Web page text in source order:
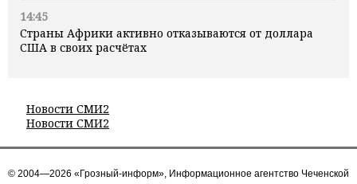
14:45
Страны Африки активно отказываются от доллара
США в своих расчётах
Новости СМИ2
Новости СМИ2
© 2004—2026 «Грозный-информ», Информационное агентство Чеченской